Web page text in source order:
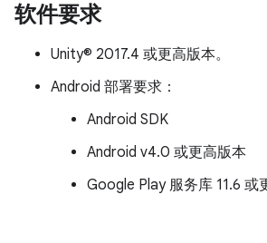
软件要求
Unity® 2017.4 或更高版本。
Android 部署要求：
Android SDK
Android v4.0 或更高版本
Google Play 服务库 11.6 或